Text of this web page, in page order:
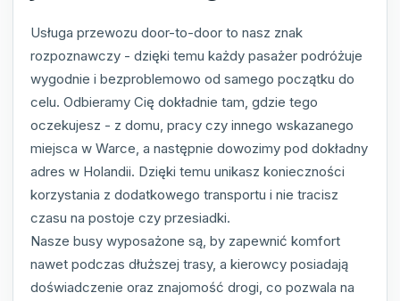
Usługa przewozu door-to-door to nasz znak
rozpoznawczy - dzięki temu każdy pasażer podróżuje
wygodnie i bezproblemowo od samego początku do
celu. Odbieramy Cię dokładnie tam, gdzie tego
oczekujesz - z domu, pracy czy innego wskazanego
miejsca w Warce, a następnie dowozimy pod dokładny
adres w Holandii. Dzięki temu unikasz konieczności
korzystania z dodatkowego transportu i nie tracisz
czasu na postoje czy przesiadki.
Nasze busy wyposażone są, by zapewnić komfort
nawet podczas dłuższej trasy, a kierowcy posiadają
doświadczenie oraz znajomość drogi, co pozwala na